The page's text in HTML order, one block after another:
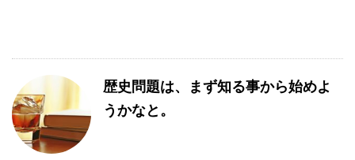
歴史問題は、まず知る事から始めよ
うかなと。